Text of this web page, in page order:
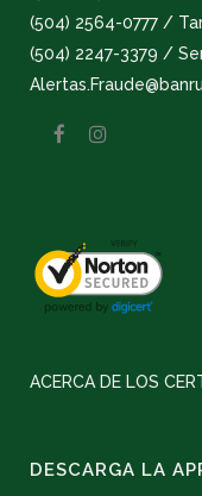
(504) 2564-0777 /
(504) 2247-3379 /
ACERCA DE LOS
DESCARGA LA